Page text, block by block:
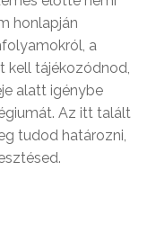
honlapján
a
kell tájékozódnod,
alatt igénybe
Az itt talált
tudod határozni,